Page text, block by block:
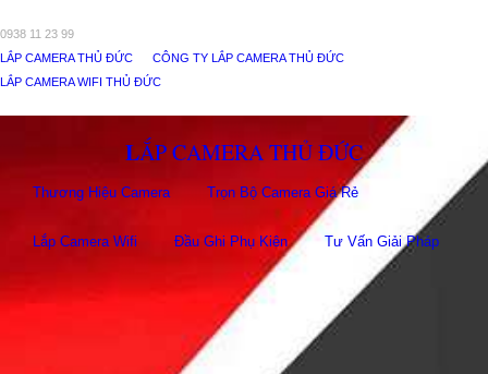
0938 11 23 99
LẮP CAMERA THỦ ĐỨC
CÔNG TY LẮP CAMERA THỦ ĐỨC
LẮP CAMERA WIFI THỦ ĐỨC
LẮP CAMERA THỦ ĐỨC
Thương Hiệu Camera Trọn Bộ Camera Giá Rẻ
Lắp Camera Wifi Đầu Ghi Phụ Kiên Tư Vấn Giải Pháp